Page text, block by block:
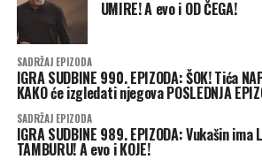
UMIRE! A evo i OD ČEGA!
SADRŽAJ EPIZODA
IGRA SUDBINE 990. EPIZODA: ŠOK! Tića
KAKO će izgledati njegova POSLEDNJA
SADRŽAJ EPIZODA
IGRA SUDBINE 989. EPIZODA: Vukašin ima
TAMBURU! A evo i KOJE!